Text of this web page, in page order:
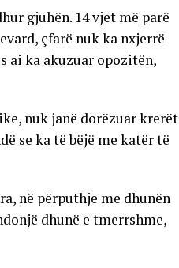
gjuhën. 14 vjet më parë
çfarë nuk ka nxjerrë
ai ka akuzuar opozitën,
nuk janë dorëzuar krerët
se ka të bëjë me katër të
në përputhje me dhunën
dhunë e tmerrshme,